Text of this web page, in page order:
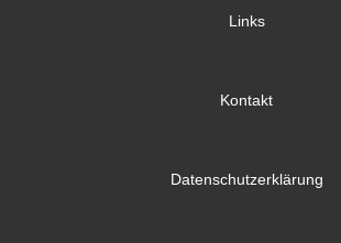
Links
Kontakt
Datenschutzerklärung